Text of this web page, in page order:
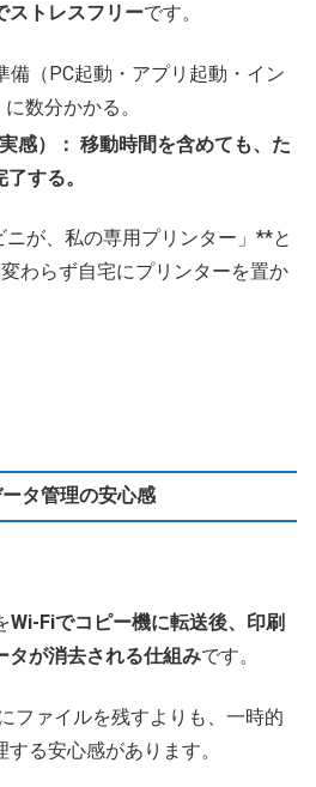
ストレスフリーです。
備（PC起動・アプリ起動・イン
数分かかる。
感）： 移動時間を含めても、た
する。
が、私の専用プリンター」**と
わらず自宅にプリンターを置か
タ管理の安心感
Wi-Fiでコピー機に転送後、印刷
タが消去される仕組みです。
ファイルを残すよりも、一時的
る安心感があります。